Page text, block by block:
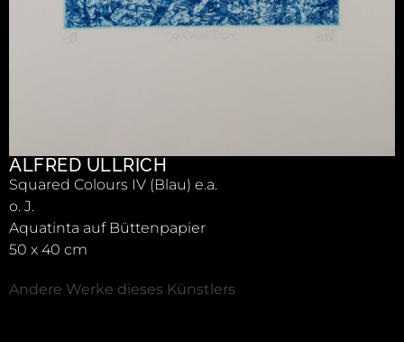
ALFRED ULLRICH
Squared Colours IV (Blau) e.a.
o. J.
Aquatinta auf Büttenpapier
50 x 40 cm
Andere Werke dieses Künstlers